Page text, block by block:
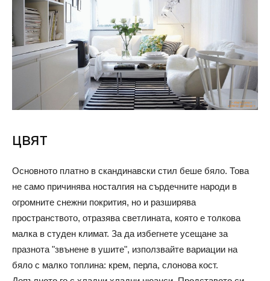
цвят
Основното платно в скандинавски стил беше бяло. Това
не само причинява носталгия на сърдечните народи в
огромните снежни покрития, но и разширява
пространството, отразява светлината, която е толкова
малка в студен климат. За да избегнете усещане за
празнота "звънене в ушите", използвайте вариации на
бяло с малко топлина: крем, перла, слонова кост.